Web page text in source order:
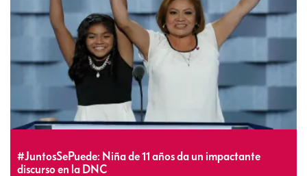
#JuntosSePuede: Niña de 11 años da un impactante
discurso en la DNC